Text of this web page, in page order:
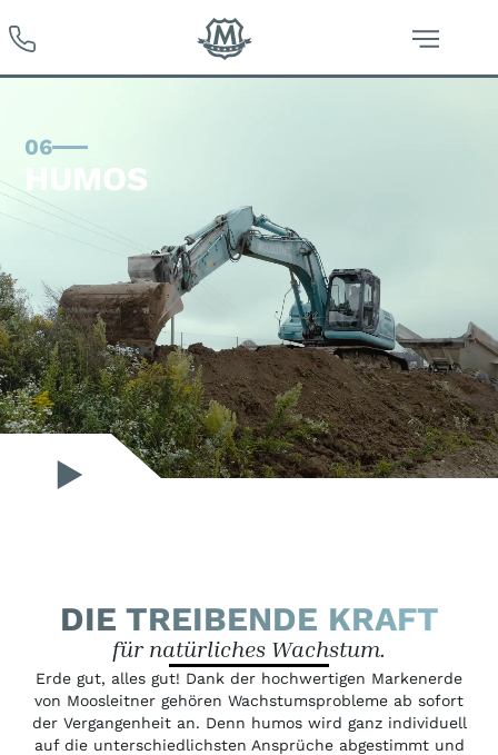
06
HUMOS
DIE TREIBENDE KRAFT
für natürliches Wachstum.
Erde gut, alles gut! Dank der hochwertigen Markenerde
von Moosleitner gehören Wachstumsprobleme ab sofort
der Vergangenheit an. Denn humos wird ganz individuell
auf die unterschiedlichsten Ansprüche abgestimmt und